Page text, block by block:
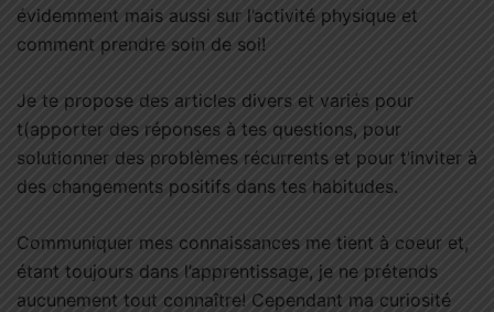
évidemment mais aussi sur l’activité physique et
comment prendre soin de soi!
Je te propose des articles divers et variés pour
t(apporter des réponses à tes questions, pour
solutionner des problèmes récurrents et pour t’inviter à
des changements positifs dans tes habitudes.
Communiquer mes connaissances me tient à coeur et,
étant toujours dans l’apprentissage, je ne prétends
aucunement tout connaître! Cependant ma curiosité